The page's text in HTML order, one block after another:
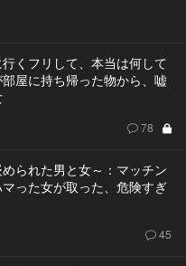
行くフリして、本当は何して
屋に持ち帰った物から、嘘
78
められた男と女～：マッチン
った女が取った、危険すぎ
45